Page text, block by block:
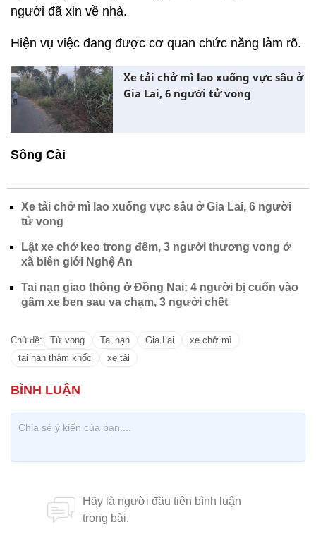
người đã xin về nhà.
Hiện vụ việc đang được cơ quan chức năng làm rõ.
Xe tải chở mì lao xuống vực sâu ở
Gia Lai, 6 người tử vong
Sông Cài
Xe tải chở mì lao xuống vực sâu ở Gia Lai, 6 người
tử vong
Lật xe chở keo trong đêm, 3 người thương vong ở
xã biên giới Nghệ An
Tai nạn giao thông ở Đồng Nai: 4 người bị cuốn vào
gầm xe ben sau va chạm, 3 người chết
Chủ đề: Tử vong Tai nạn Gia Lai
xe chở mì
tai nạn thảm khốc
xe tải